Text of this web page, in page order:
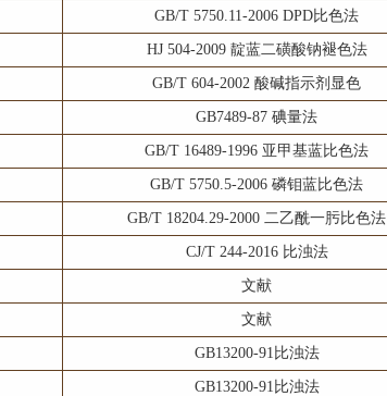
GB/T 5750.11-2006 DPD比色法
HJ 504-2009 靛蓝二磺酸钠褪色法
GB/T 604-2002 酸碱指示剂显色
GB7489-87 碘量法
GB/T 16489-1996 亚甲基蓝比色法
GB/T 5750.5-2006 磷钼蓝比色法
GB/T 18204.29-2000 二乙酰一肟比色法
CJ/T 244-2016 比浊法
文献
文献
GB13200-91比浊法
GB13200-91比浊法